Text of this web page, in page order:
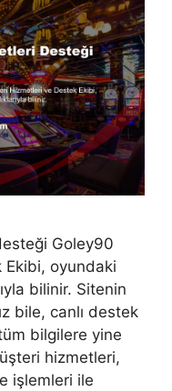
Goley90
oyundaki
bilinir. Sitenin
bile, canlı destek
bilgilere yine
hizmetleri,
işlemleri ile